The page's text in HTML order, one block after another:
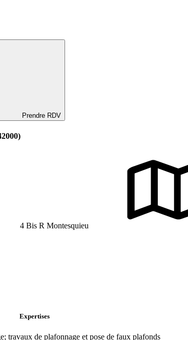
Prendre RDV
4 Bis R Montesquieu
Expertises
travaux de plafonnage et pose de faux plafonds